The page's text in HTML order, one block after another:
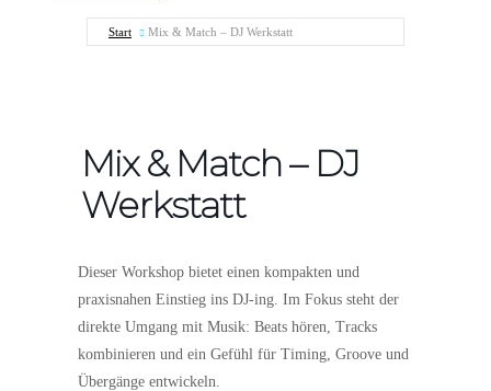
Start Mix & Match – DJ Werkstatt
Mix & Match – DJ
Werkstatt
Dieser Workshop bietet einen kompakten und
praxisnahen Einstieg ins DJ-ing. Im Fokus steht der
direkte Umgang mit Musik: Beats hören, Tracks
kombinieren und ein Gefühl für Timing, Groove und
Übergänge entwickeln.